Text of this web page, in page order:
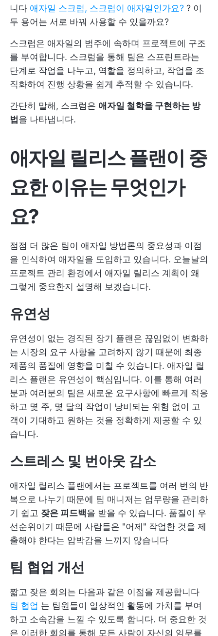
니다 애자일 스크럼, 스크럼이 애자일인가요? ? 이
두 용어는 서로 바꿔 사용할 수 있을까요?
스크럼은 애자일의 범주에 속하며 프로젝트에 구조
를 부여합니다. 스크럼을 통해 팀은 스프린트라는
단계로 작업을 나누고, 역할을 정의하고, 작업을 조
직화하여 진행 상황을 쉽게 추적할 수 있습니다.
간단히 말해, 스크럼은 애자일 철학을 구현하는 방
법 을 나타냅니다.
애자일 릴리스 플랜이 중
요한 이유는 무엇인가
요?
점점 더 많은 팀이 애자일 방법론의 중요성과 이점
을 인식하여 애자일을 도입하고 있습니다. 오늘날의
프로젝트 관리 환경에서 애자일 릴리스 계획이 왜
그렇게 중요한지 설명해 보겠습니다.
유연성
유연성이 없는 경직된 장기 플랜은 끊임없이 변화하
는 시장의 요구 사항을 고려하지 않기 때문에 최종
제품의 품질에 영향을 미칠 수 있습니다. 애자일 릴
리스 플랜은 유연성이 핵심입니다. 이를 통해 여러
분과 여러분의 팀은 새로운 요구사항에 빠르게 적응
하고 몇 주, 몇 달의 작업이 낭비되는 위험 없이 고
객이 기대하고 원하는 것을 정확하게 제공할 수 있
습니다.
스트레스 및 번아웃 감소
애자일 릴리스 플랜에서는 프로젝트를 여러 번의 반
복으로 나누기 때문에 팀 매니저는 업무량을 관리하
기 쉽고 잦은 피드백을 받을 수 있습니다. 품질이 우
선순위이기 때문에 사람들은 "어제" 작업한 것을 제
출해야 한다는 압박감을 느끼지 않습니다
팀 협업 개선
짧고 잦은 회의는 다음과 같은 이점을 제공합니다
팀 협업 는 팀원들이 일상적인 활동에 가치를 부여
하고 소속감을 느낄 수 있도록 합니다. 더 중요한 것
은 이러한 회의를 통해 모든 사람이 자신의 임무를